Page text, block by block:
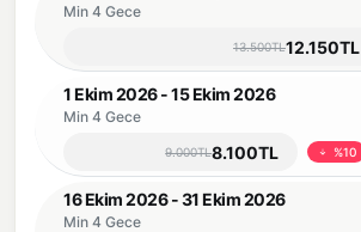
Min 4 Gece
13.500TL12.150TL
1 Ekim 2026 - 15 Ekim 2026
Min 4 Gece
9.000TL8.100TL %10
16 Ekim 2026 - 31 Ekim 2026
Min 4 Gece